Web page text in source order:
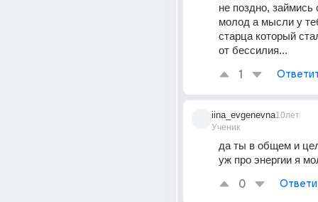
не поздно, займись
молод а мысли у
старца который
от бессилия...
1
iina_evgenevna
Ученик
10лет
да ты в общем и
уж про энергии я
0